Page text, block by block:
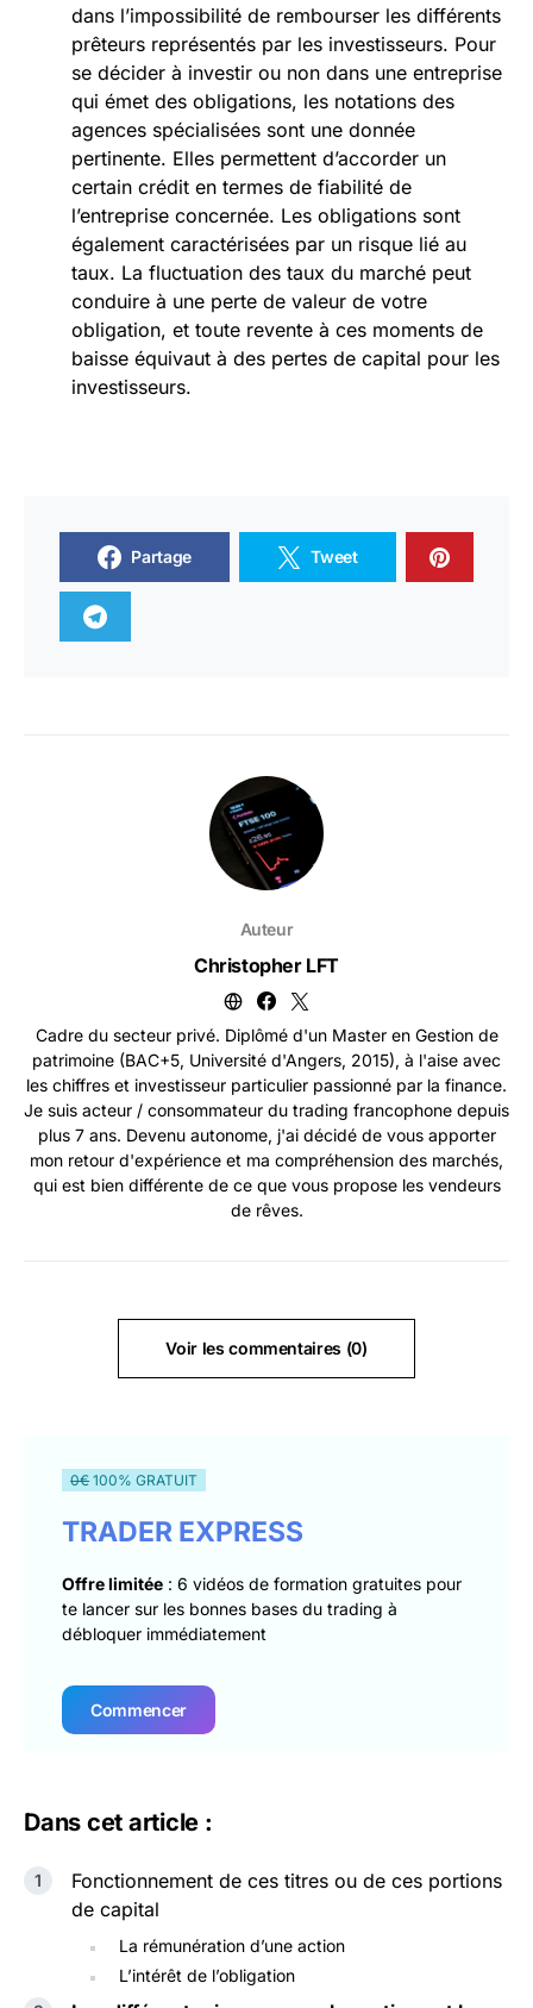
dans l’impossibilité de rembourser les différents
prêteurs représentés par les investisseurs. Pour
se décider à investir ou non dans une entreprise
qui émet des obligations, les notations des
agences spécialisées sont une donnée
pertinente. Elles permettent d’accorder un
certain crédit en termes de fiabilité de
l’entreprise concernée. Les obligations sont
également caractérisées par un risque lié au
taux. La fluctuation des taux du marché peut
conduire à une perte de valeur de votre
obligation, et toute revente à ces moments de
baisse équivaut à des pertes de capital pour les
investisseurs.
Partage Tweet
Auteur
Christopher LFT
Cadre du secteur privé. Diplômé d'un Master en Gestion de
patrimoine (BAC+5, Université d'Angers, 2015), à l'aise avec
les chiffres et investisseur particulier passionné par la finance.
Je suis acteur / consommateur du trading francophone depuis
plus 7 ans. Devenu autonome, j'ai décidé de vous apporter
mon retour d'expérience et ma compréhension des marchés,
qui est bien différente de ce que vous propose les vendeurs
de rêves.
Voir les commentaires (0)
0€100% GRATUIT
TRADER EXPRESS
Offre limitée : 6 vidéos de formation gratuites pour
te lancer sur les bonnes bases du trading à
débloquer immédiatement
Commencer
Dans cet article :
Fonctionnement de ces titres ou de ces portions
de capital
La rémunération d’une action
L’intérêt de l’obligation